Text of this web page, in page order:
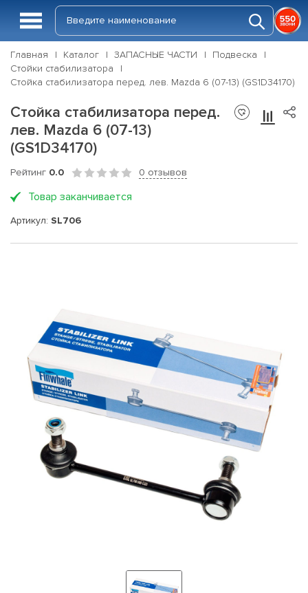
Главная Каталог ЗАПАСНЫЕ ЧАСТИ
Подвеска
Стойки стабилизатора
Стойка стабилизатора перед. лев. Mazda 6 (07-13) (GS1D34170)
Стойка стабилизатора перед.
лев. Mazda 6 (07-13)
(GS1D34170)
Рейтинг 0.0 0 отзывов
Товар заканчивается
Артикул: SL706